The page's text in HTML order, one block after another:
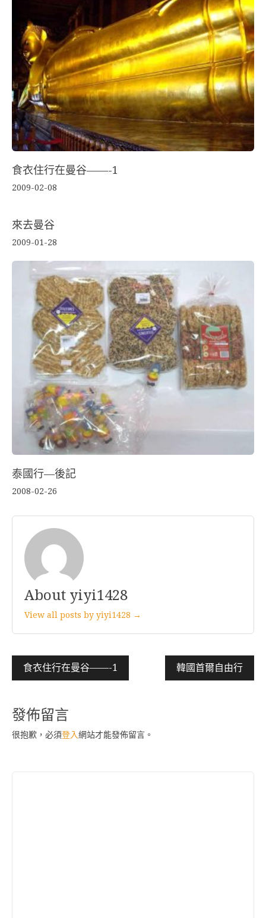
食衣住行在曼谷——-1
2009-02-08
來去曼谷
2009-01-28
泰國行—後記
2008-02-26
About yiyi1428
View all posts by yiyi1428 →
文
章
導
覽
食衣住行在曼谷——-1 韓國首爾自由行
發佈留言
很抱歉，必須登入網站才能發佈留言。